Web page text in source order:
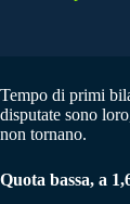
Tempo di primi
disputate sono
non tornano.
Quota bassa, a